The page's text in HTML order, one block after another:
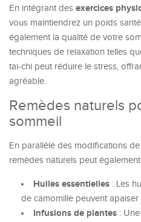
En intégrant des exercices
vous maintiendrez un poids
également la qualité de votre
techniques de relaxation telles
tai-chi peut réduire le stress,
agréable.
Remèdes naturels
sommeil
En parallèle des modifications
remèdes naturels peut
Huiles essentielles : Les
de camomille peuvent apaiser
Infusions de plantes :